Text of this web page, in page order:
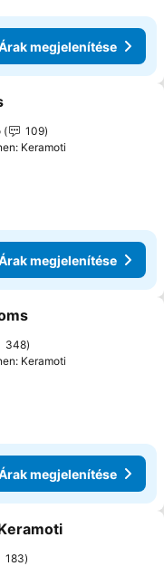
megjelenítése
a kedvencekhez
109
Keramoti
megjelenítése
a kedvencekhez
348
Keramoti
megjelenítése
a kedvencekhez
183